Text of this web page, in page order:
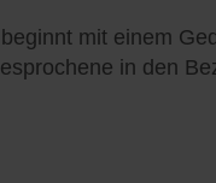
mit einem
in den